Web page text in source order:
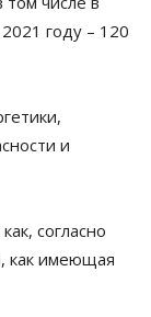
году – 120
и
согласно
как имеющая